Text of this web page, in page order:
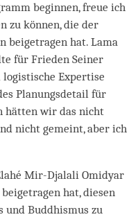
beginnen, freue ich
zu können, die der
beigetragen hat. Lama
für Frieden Seiner
Expertise
Planungsdetail für
hätten wir das nicht
nicht gemeint, aber ich
Mir-Djalali Omidyar
hat, diesen
und Buddhismus zu